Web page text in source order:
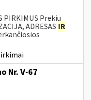
PIRKIMUS Prekių
ADRESAS IR
Nr. V-67